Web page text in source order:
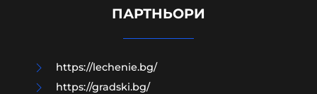
война и самоунищожение
ПАРТНЬОРИ
https://lechenie.bg/
https://gradski.bg/